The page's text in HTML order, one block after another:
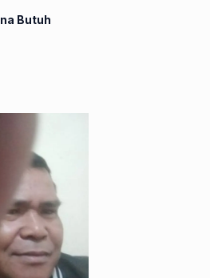
Butuh